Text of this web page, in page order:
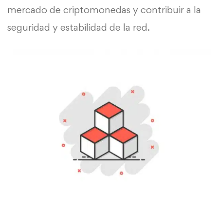
mercado de criptomonedas y contribuir a la
seguridad y estabilidad de la red.